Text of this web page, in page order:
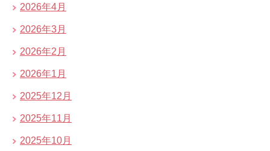
2026年4月
2026年3月
2026年2月
2026年1月
2025年12月
2025年11月
2025年10月